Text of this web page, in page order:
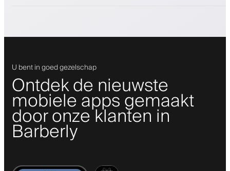
U bent in goed gezelschap
Ontdek de nieuwste
mobiele apps gemaakt
door onze klanten in
Barberly